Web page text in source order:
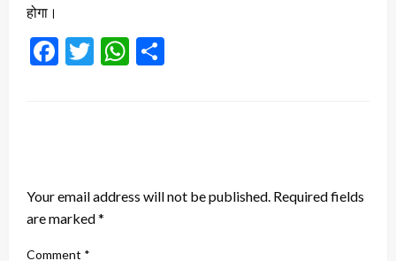
होगा।
Facebook
TwitterWhatsApp
Your email address will not be published. Required fields
are marked*
Comment *